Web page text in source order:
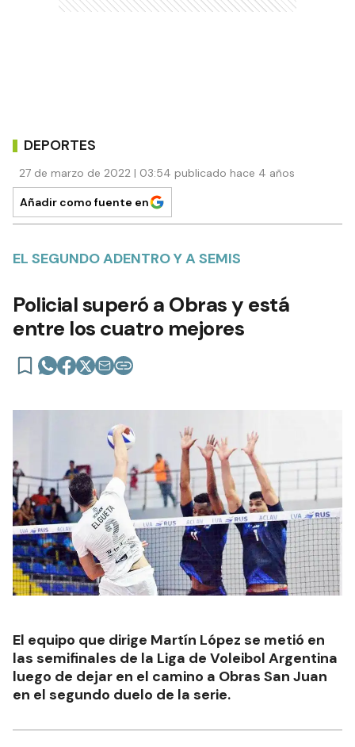
DEPORTES
27 de marzo de 2022 | 03:54 publicado hace 4 años
Añadir como fuente en
EL SEGUNDO ADENTRO Y A SEMIS
Policial superó a Obras y está
entre los cuatro mejores
El equipo que dirige Martín López se metió en
las semifinales de la Liga de Voleibol Argentina
luego de dejar en el camino a Obras San Juan
en el segundo duelo de la serie.